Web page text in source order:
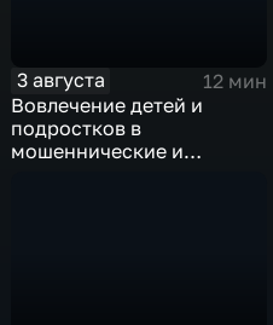
3 августа
12 мин
Вовлечение детей и
подростков в
мошеннические и